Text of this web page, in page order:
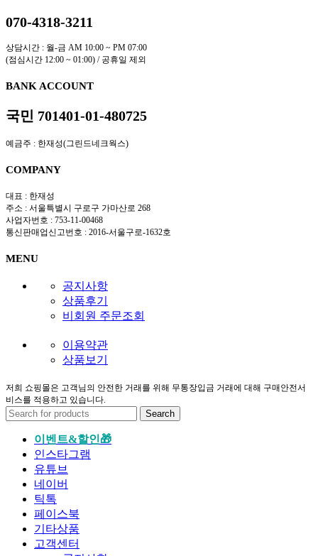
070-4318-3211
상담시간 : 월-금 AM 10:00 ~ PM 07:00
(점심시간 12:00 ~ 01:00) / 공휴일 제외
BANK ACCOUNT
국민 701401-01-480725
예금주 : 한재성(그린드네크웍스)
COMPANY
대표 : 한재성
주소 : 서울특별시 구로구 가마산로 268
사업자번호 : 753-11-00468
통신판매업신고번호 : 2016-서울구로-1632호
MENU
공지사항
상품후기
비회원 주문조회
이용약관
상품보기
저희 쇼핑몰은 고객님의 안전한 거래를 위해 무통장입금 거래에 대해 구매안전서
비스를 적용하고 있습니다.
Search
이벤트&할인🎁
인스타그램
유튜브
네이버
틱톡
페이스북
기타상품
고객센터